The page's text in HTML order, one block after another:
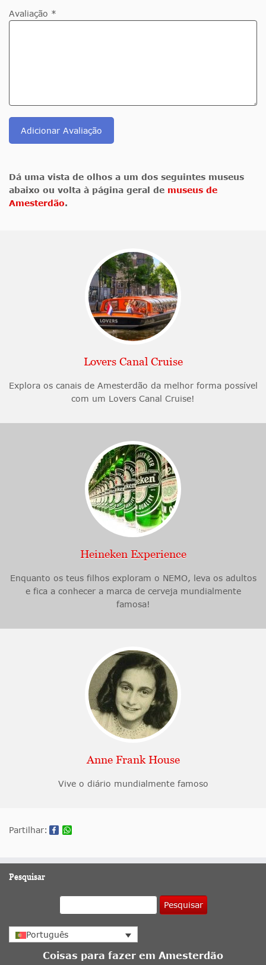
Avaliação *
Adicionar Avaliação
Dá uma vista de olhos a um dos seguintes museus
abaixo ou volta à página geral de museus de
Amesterdão.
Lovers Canal Cruise
Explora os canais de Amesterdão da melhor forma possível
com um Lovers Canal Cruise!
Heineken Experience
Enquanto os teus filhos exploram o NEMO, leva os adultos
e fica a conhecer a marca de cerveja mundialmente
famosa!
Anne Frank House
Vive o diário mundialmente famoso
Partilhar:
Pesquisar
Pesquisar
Português
Coisas para fazer em Amesterdão